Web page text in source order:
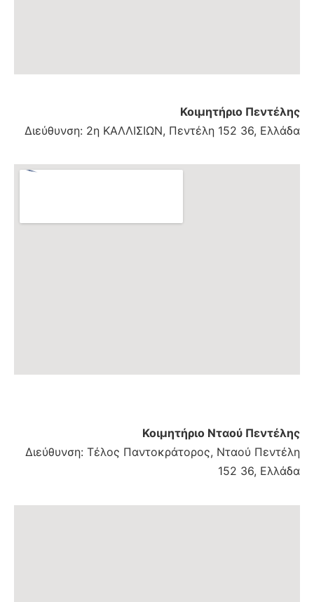
Κοιμητήριο Πεντέλης
Διεύθυνση: 2η ΚΑΛΛΙΣΙΩΝ, Πεντέλη 152 36, Ελλάδα
Κοιμητήριο Νταού Πεντέλης
Διεύθυνση: Τέλος Παντοκράτορος, Νταού Πεντέλη
152 36, Ελλάδα